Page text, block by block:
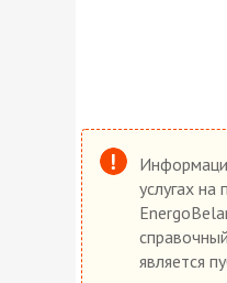
услугах на
является